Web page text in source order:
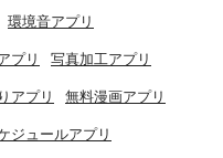
環境音アプリ
プリ 写真加工アプリ
アプリ 無料漫画アプリ
ジュールアプリ